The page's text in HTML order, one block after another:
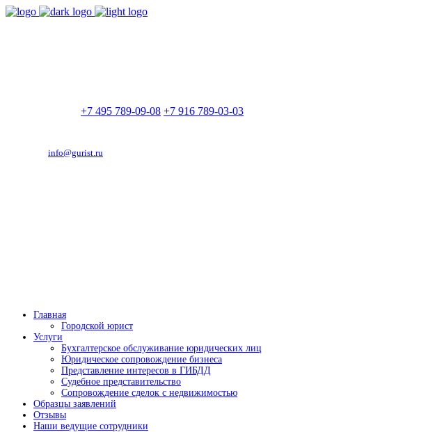
+7 495 789-09-08 +7 916 789-03-03
info@gurist.ru
Главная
Городской юрист
Услуги
Бухгалтерское обслуживание юридических лиц
Юридическое сопровождение бизнеса
Представление интересов в ГИБДД
Судебное представительство
Сопровождение сделок с недвижимостью
Образцы заявлений
Отзывы
Наши ведущие сотрудники